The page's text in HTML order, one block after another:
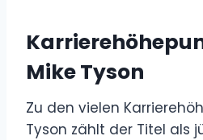
Mike Tyson
Zu den vielen
Tyson zählt der Titel als